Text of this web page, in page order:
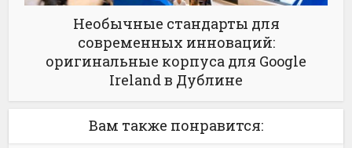
Необычные стандарты для
современных инноваций:
оригинальные корпуса для Google
Ireland в Дублине
Вам также понравится: